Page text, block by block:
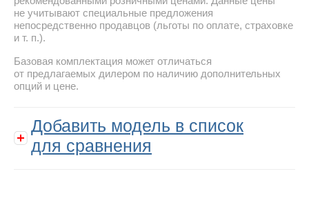
не учитывают специальные предложения
непосредственно продавцов (льготы по оплате, страховке
и т. п.).
Базовая комплектация может отличаться
от предлагаемых дилером по наличию дополнительных
опций и цене.
Добавить модель в список
для сравнения